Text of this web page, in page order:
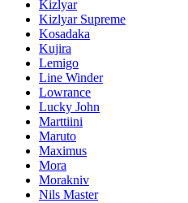
Kizlyar
Kizlyar Supreme
Kosadaka
Kujira
Lemigo
Line Winder
Lowrance
Lucky John
Marttiini
Maruto
Maximus
Mora
Morakniv
Nils Master